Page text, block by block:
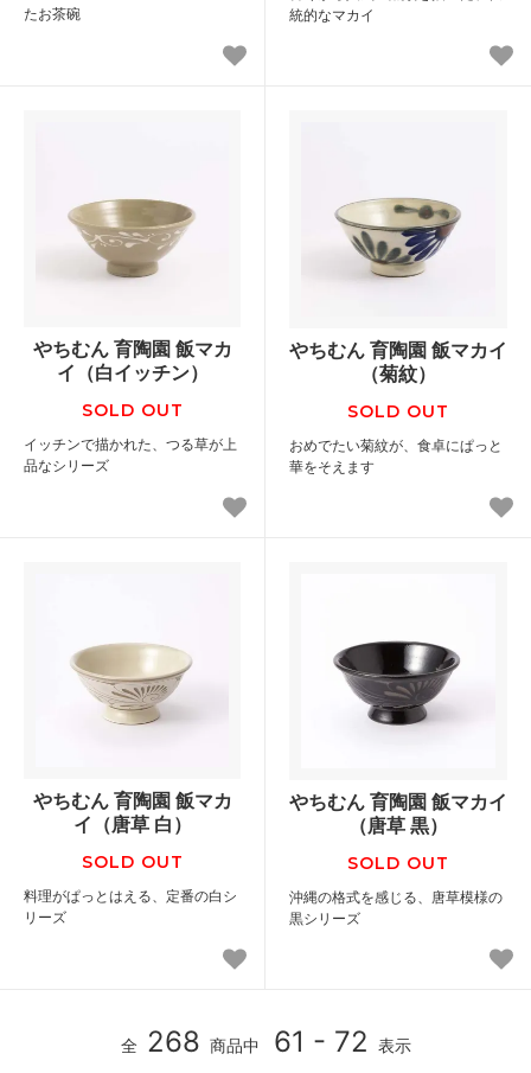
たお茶碗
統的なマカイ
やちむん 育陶園 飯マカ
イ（白イッチン）
SOLD OUT
イッチンで描かれた、つる草が上
品なシリーズ
やちむん 育陶園 飯マカイ
（菊紋）
SOLD OUT
おめでたい菊紋が、食卓にぱっと
華をそえます
やちむん 育陶園 飯マカ
イ（唐草 白）
SOLD OUT
料理がぱっとはえる、定番の白シ
リーズ
やちむん 育陶園 飯マカイ
（唐草 黒）
SOLD OUT
沖縄の格式を感じる、唐草模様の
黒シリーズ
全 268 商品中 61 - 72 表示